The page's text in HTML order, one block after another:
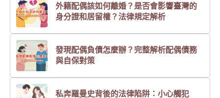
外籍配偶該如何離婚？是否會影響臺灣的
身分證和居留權？法律規定解析
發現配偶負債怎麼辦？完整解析配偶債務
與自保對策
私奔羅曼史背後的法律陷阱：小心觸犯